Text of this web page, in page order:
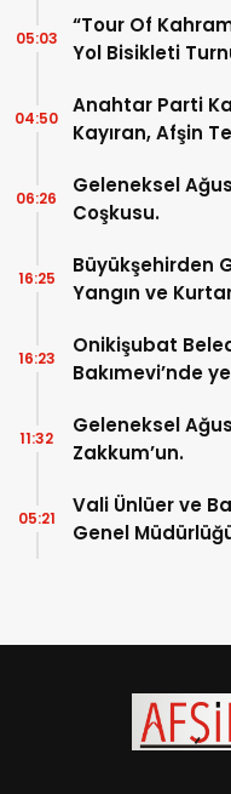
“Tour Of
Yol Bisikleti
05:03
Anahtar Parti
Kayıran, Afşin
04:50
Geleneksel
Coşkusu.
06:26
Büyükşehirden
Yangın ve
16:25
Onikişubat
Bakımevi’nde
16:23
Geleneksel
Zakkum’un.
11:32
Vali Ünlüer ve
Genel
05:21